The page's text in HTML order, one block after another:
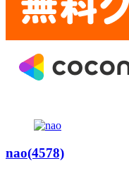
nao(4578)